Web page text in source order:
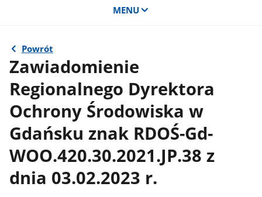
MENU
Powrót
Zawiadomienie
Regionalnego Dyrektora
Ochrony Środowiska w
Gdańsku znak RDOŚ-Gd-
WOO.420.30.2021.JP.38 z
dnia 03.02.2023 r.